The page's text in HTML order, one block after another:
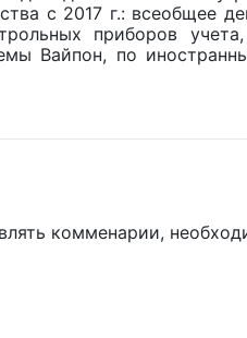
с 2017 г.: всеобщее
приборов
Вайпон, по
комменарии,